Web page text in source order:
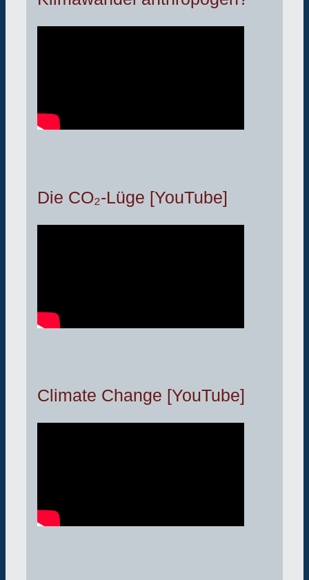
Die CO₂-Lüge [YouTube]
Climate Change [YouTube]